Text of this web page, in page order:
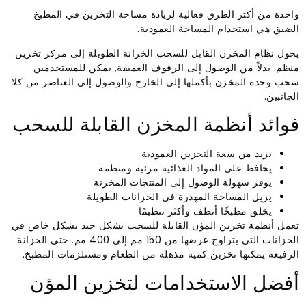
واحدة من أكثر الطرق فعالية لزيادة مساحة التخزين في المطبخ
الضيق هي استخدام المساحة العمودية.
يحول نظام المخزن القابل للسحب الخزانة الطويلة إلى مركز تخزين
منظم. بدلاً من الوصول إلى الرفوف العميقة, يمكن للمستخدمين
سحب وحدة المخزن بأكملها إلى الخارج والوصول إلى العناصر من كلا
الجانبين.
فوائد أنظمة المخزن القابلة للسحب
يزيد من سعة التخزين العمودية
يحافظ على المواد الغذائية مرئية ومنظمة
يوفر سهولة الوصول إلى المنتجات المخزنة
يزيل المساحة المهدرة في الخزانات الطويلة
يخلق مطبخًا أنظف وأكثر تنظيمًا
تعمل أنظمة تخزين المؤن القابلة للسحب بشكل جيد بشكل خاص في
الخزانات التي يتراوح عرضها من 150 مم إلى 400 مم. حتى الخزانة
الرفيعة يمكنها تخزين كمية مذهلة من الطعام ومستلزمات المطبخ.
أفضل الاستخدامات لتخزين المؤن